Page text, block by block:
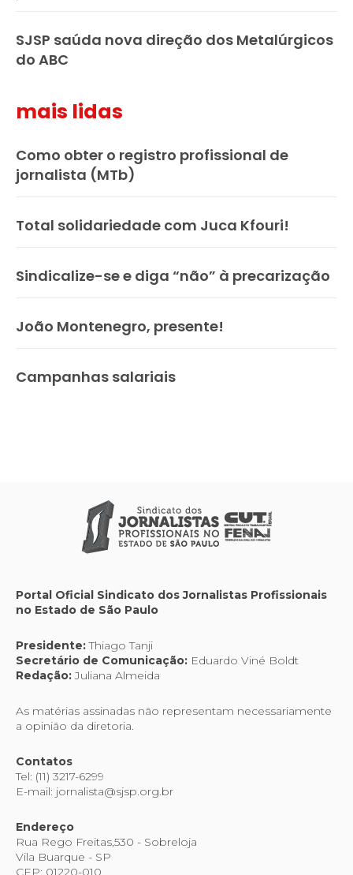
SJSP saúda nova direção dos Metalúrgicos
do ABC
mais lidas
Como obter o registro profissional de
jornalista (MTb)
Total solidariedade com Juca Kfouri!
Sindicalize-se e diga “não” à precarização
João Montenegro, presente!
Campanhas salariais
Portal Oficial Sindicato dos Jornalistas Profissionais
no Estado de São Paulo
Presidente:Thiago Tanji
Secretário de Comunicação: Eduardo Viné Boldt
Redação:Juliana Almeida
As matérias assinadas não representam necessariamente
a opinião da diretoria.
Contatos
Tel: (11) 3217-6299
E-mail: jornalista@sjsp.org.br
Endereço
Rua Rego Freitas,530 - Sobreloja
Vila Buarque - SP
CEP: 01220-010